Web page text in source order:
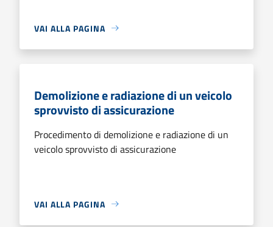
VAI ALLA PAGINA
Demolizione e radiazione di un veicolo
sprovvisto di assicurazione
Procedimento di demolizione e radiazione di un
veicolo sprovvisto di assicurazione
VAI ALLA PAGINA